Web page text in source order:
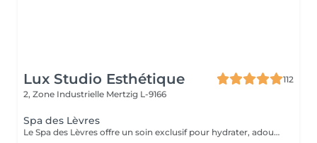
Lux Studio Esthétique
112
2, Zone Industrielle Mertzig L-9166
Spa des Lèvres
Le Spa des Lèvres offre un soin exclusif pour hydrater, adoucir et revitaliser les lèvres. Ce traitement inclut une exfoliation délicate, des masques nutritifs et des techniques qui améliorent la circulation et régénèrent la peau des lèvres. Idéal pour sublimer la beauté naturelle, lisser les ridules ou simplement profiter d'un moment de bien-être. Convient à tous les types de peau et âges.